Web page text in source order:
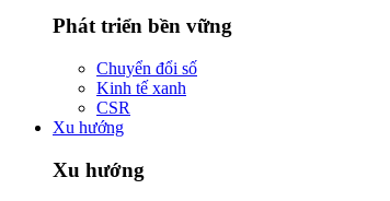
Phát triển bền vững
Chuyển đổi số
Kinh tế xanh
CSR
Xu hướng
Xu hướng